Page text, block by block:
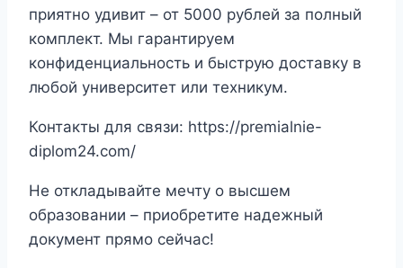
приятно удивит – от 5000 рублей за полный
комплект. Мы гарантируем
конфиденциальность и быструю доставку в
любой университет или техникум.
Контакты для связи: https://premialnie-
diplom24.com/
Не откладывайте мечту о высшем
образовании – приобретите надежный
документ прямо сейчас!